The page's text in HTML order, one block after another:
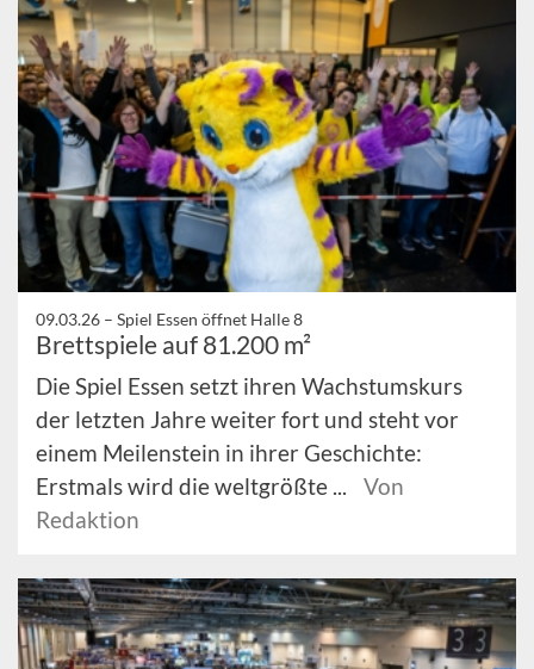
09.03.26 – Spiel Essen öffnet Halle 8
Brettspiele auf 81.200 m²
Die Spiel Essen setzt ihren Wachstumskurs
der letzten Jahre weiter fort und steht vor
einem Meilenstein in ihrer Geschichte:
Erstmals wird die weltgrößte ...
Von
Redaktion